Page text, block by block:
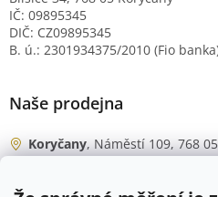
IČ: 09895345
DIČ: CZ09895345
B. ú.: 2301934375/2010 (Fio
Naše prodejna
Koryčany, Náměstí 109, 768 05